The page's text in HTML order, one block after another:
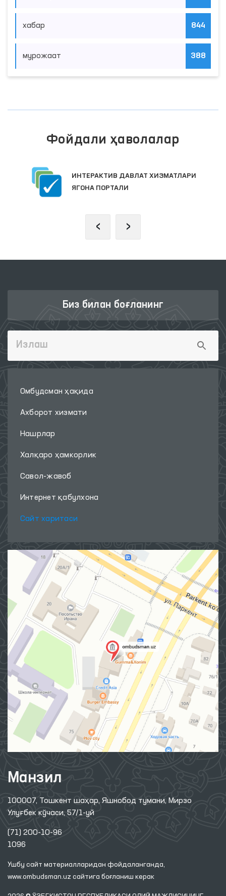
хабар 844
мурожаат 388
Фойдали ҳаволалар
ИНТЕРАКТИВ ДАВЛАТ ХИЗМАТЛАРИ
ЯГОНА ПОРТАЛИ
‹ ›
Биз билан боғланинг
Омбудсман ҳақида
Ахборот хизмати
Нашрлар
Халқаро ҳамкорлик
Савол-жавоб
Интернет қабулхона
Сайт харитаси
Манзил
100007, Тошкент шаҳар, Яшнобод тумани, Мирзо
Улуғбек кўчаси, 57/1-уй
(71) 200-10-96
1096
Ушбу сайт материалларидан фойдаланганда,
www.ombudsman.uz сайтига боғланиш керак